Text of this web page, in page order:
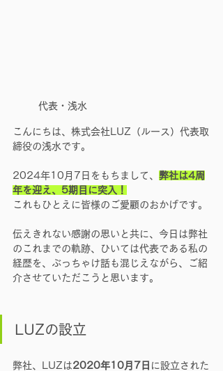
代表・浅水
こんにちは、株式会社LUZ（ルース）代表取
締役の浅水です。
2024年10月7日をもちまして、 弊社は4周
年を迎え、5期目に突入！
これもひとえに皆様のご愛顧のおかげです。
伝えきれない感謝の思いと共に、今日は弊社
のこれまでの軌跡、ひいては代表である私の
経歴を、ぶっちゃけ話も混じえながら、ご紹
介させていただこうと思います。
LUZの設立
弊社、LUZは2020年10月7日 に設立された